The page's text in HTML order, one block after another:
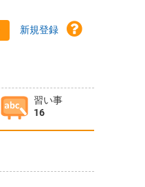
新規登録
習い事
16